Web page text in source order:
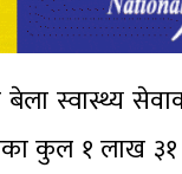
स्वास्थ्य
कुल १ लाख ३१